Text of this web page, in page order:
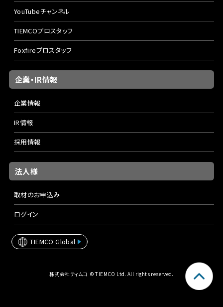
YouTubeチャンネル
TIEMCOプロスタッフ
Foxfireプロスタッフ
企業・IR情報
企業情報
IR情報
採用情報
法人様
取材のお申込み
ログイン
TIEMCO Global
株式会社ティムコ © TIEMCO Ltd. All rights reserved.